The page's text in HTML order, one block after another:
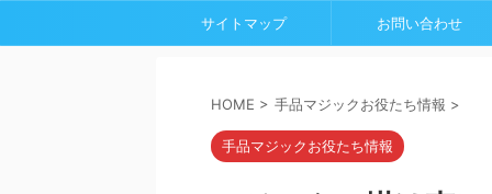
サイトマップ お問い合わせ
HOME > 手品マジックお役たち情報 >
手品マジックお役たち情報